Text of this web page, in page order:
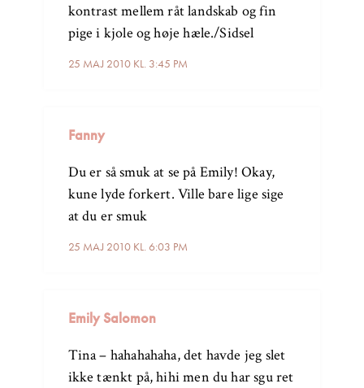
25 MAJ 2010 KL. 3:45 PM
kontrast mellem råt landskab og fin
pige i kjole og høje hæle./Sidsel
Fanny
25 MAJ 2010 KL. 6:03 PM
Du er så smuk at se på Emily! Okay,
kune lyde forkert. Ville bare lige sige
at du er smuk
Emily Salomon
Tina – hahahahaha, det havde jeg slet
ikke tænkt på, hihi men du har sgu ret